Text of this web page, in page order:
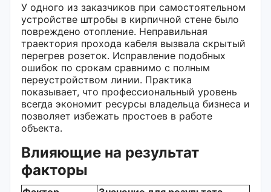
У одного из заказчиков при самостоятельном
устройстве штробы в кирпичной стене было
повреждено отопление. Неправильная
траектория прохода кабеля вызвала скрытый
перегрев розеток. Исправление подобных
ошибок по срокам сравнимо с полным
переустройством линии. Практика
показывает, что профессиональный уровень
всегда экономит ресурсы владельца бизнеса и
позволяет избежать простоев в работе
объекта.
Влияющие на результат
факторы